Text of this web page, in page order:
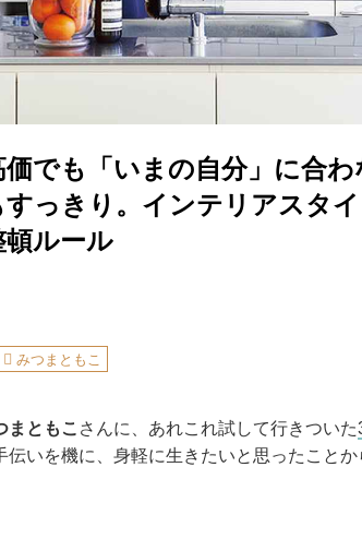
でも「いまの自分」に合
っきり。インテリアスタ
ルール
みつまともこ
まともこ さんに、あれこれ試して行きついた
伝いを機に、身軽に生きたいと思ったこと